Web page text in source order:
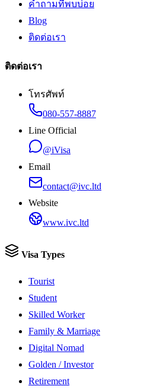
คำถามที่พบบ่อย
Blog
ติดต่อเรา
ติดต่อเรา
โทรศัพท์
080-557-8887
Line Official
@iVisa
Email
contact@ivc.ltd
Website
www.ivc.ltd
Visa Types
Tourist
Student
Skilled Worker
Family & Marriage
Digital Nomad
Golden / Investor
Retirement